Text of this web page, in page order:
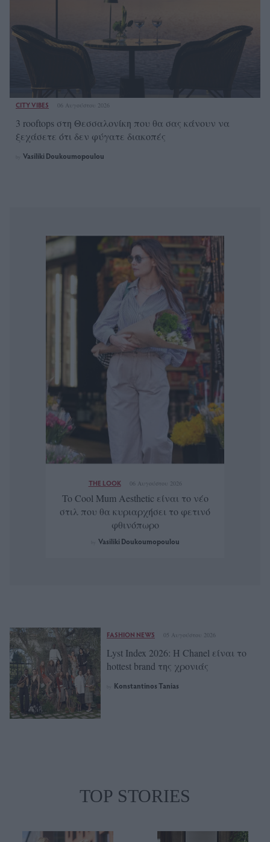
CITY VIBES 06 Αυγούστου 2026
3 rooftops στη Θεσσαλονίκη που θα σας κάνουν να
ξεχάσετε ότι δεν φύγατε διακοπές
Vasiliki Doukoumopoulou
THE LOOK 06 Αυγούστου 2026
To Cool Mum Aesthetic είναι το νέο
στιλ που θα κυριαρχήσει το φετινό
φθινόπωρο
Vasiliki Doukoumopoulou
FASHION NEWS 05 Αυγούστου 2026
Lyst Index 2026: Η Chanel είναι το
hottest brand της χρονιάς
Konstantinos Tanias
TOP STORIES